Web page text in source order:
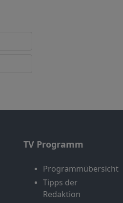
TV Programm
Programmübersicht
Tipps der
Redaktion